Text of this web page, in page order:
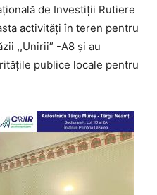
de Investiții Rutiere
activități în teren pentru
,,Unirii” -A8 și au
publice locale pentru